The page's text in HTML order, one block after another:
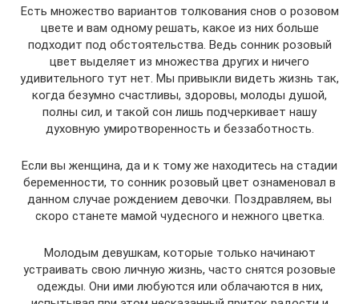
Есть множество вариантов толкования снов о розовом
цвете и вам одному решать, какое из них больше
подходит под обстоятельства. Ведь сонник розовый
цвет выделяет из множества других и ничего
удивительного тут нет. Мы привыкли видеть жизнь так,
когда безумно счастливы, здоровы, молоды душой,
полны сил, и такой сон лишь подчеркивает нашу
духовную умиротворенность и беззаботность.
Если вы женщина, да и к тому же находитесь на стадии
беременности, то сонник розовый цвет ознаменовал в
данном случае рождением девочки. Поздравляем, вы
скоро станете мамой чудесного и нежного цветка.
Молодым девушкам, которые только начинают
устраивать свою личную жизнь, часто снятся розовые
одежды. Они ими любуются или облачаются в них,